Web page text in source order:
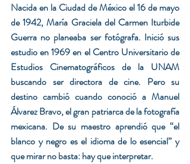
Nacida en la Ciudad de México el 16 de mayo
de 1942, María Graciela del Carmen Iturbide
Guerra no planeaba ser fotógrafa. Inició sus
estudio en 1969 en el Centro Universitario de
Estudios Cinematográficos de la UNAM
buscando ser directora de cine. Pero su
destino cambió cuando conoció a Manuel
Álvarez Bravo, el gran patriarca de la fotografía
mexicana. De su maestro aprendió que “el
blanco y negro es el idioma de lo esencial” y
que mirar no basta: hay que interpretar.